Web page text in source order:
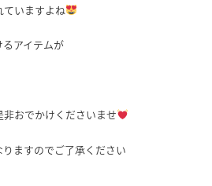
いますよね
アイテムが
おでかけくださいませ
ますのでご了承ください